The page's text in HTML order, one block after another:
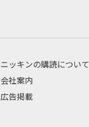
ニッキンの購読について
会社案内
広告掲載